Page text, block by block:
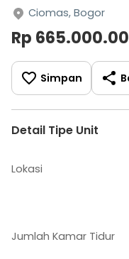
Ciomas, Bogor
Rp
Simpan
Detail Tipe Unit
Lokasi
Jumlah Kamar Tidur